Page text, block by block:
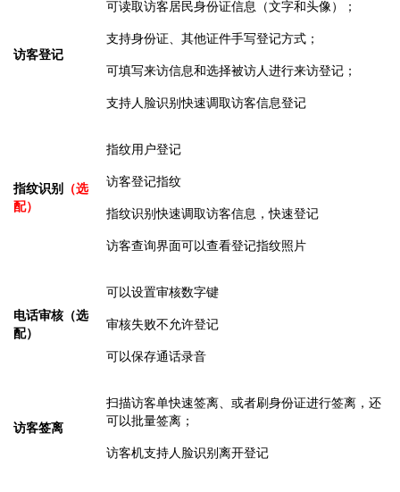
访客登记
可读取访客居民身份证信息（文字和头像）；
支持身份证、其他证件手写登记方式；
可填写来访信息和选择被访人进行来访登记 ；
支持人脸识别快速调取访客信息登记
指纹识别
（选
配）
指纹用户登记
访客登记指纹
指纹识别快速调取访客信息，快速登记
访客查询界面可以查看登记指纹照片
电话审核（选
配）
可以设置审核数字键
审核失败不允许登记
可以保存通话录音
访客签离
扫描访客单快速签离、 或者刷身份证进行签离 ， 还
可以批量签离；
访客机支持人脸识别离开登记